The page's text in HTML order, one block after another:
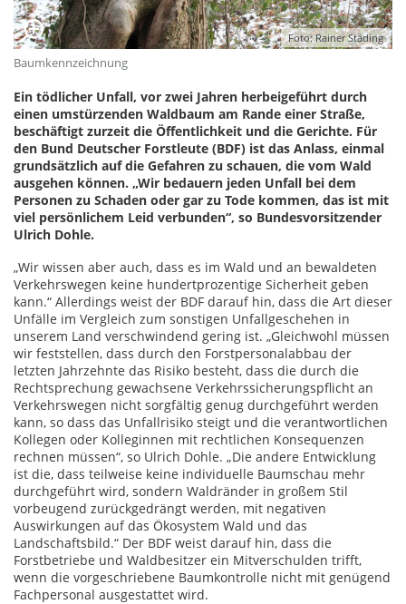
Foto: Rainer Städing
Baumkennzeichnung
Ein tödlicher Unfall, vor zwei Jahren herbeigeführt durch
einen umstürzenden Waldbaum am Rande einer Straße,
beschäftigt zurzeit die Öffentlichkeit und die Gerichte. Für
den Bund Deutscher Forstleute (BDF) ist das Anlass, einmal
grundsätzlich auf die Gefahren zu schauen, die vom Wald
ausgehen können. „Wir bedauern jeden Unfall bei dem
Personen zu Schaden oder gar zu Tode kommen, das ist mit
viel persönlichem Leid verbunden“, so Bundesvorsitzender
Ulrich Dohle.
„Wir wissen aber auch, dass es im Wald und an bewaldeten
Verkehrswegen keine hundertprozentige Sicherheit geben
kann.“ Allerdings weist der BDF darauf hin, dass die Art dieser
Unfälle im Vergleich zum sonstigen Unfallgeschehen in
unserem Land verschwindend gering ist. „Gleichwohl müssen
wir feststellen, dass durch den Forstpersonalabbau der
letzten Jahrzehnte das Risiko besteht, dass die durch die
Rechtsprechung gewachsene Verkehrssicherungspflicht an
Verkehrswegen nicht sorgfältig genug durchgeführt werden
kann, so dass das Unfallrisiko steigt und die verantwortlichen
Kollegen oder Kolleginnen mit rechtlichen Konsequenzen
rechnen müssen“, so Ulrich Dohle. „Die andere Entwicklung
ist die, dass teilweise keine individuelle Baumschau mehr
durchgeführt wird, sondern Waldränder in großem Stil
vorbeugend zurückgedrängt werden, mit negativen
Auswirkungen auf das Ökosystem Wald und das
Landschaftsbild.“ Der BDF weist darauf hin, dass die
Forstbetriebe und Waldbesitzer ein Mitverschulden trifft,
wenn die vorgeschriebene Baumkontrolle nicht mit genügend
Fachpersonal ausgestattet wird.